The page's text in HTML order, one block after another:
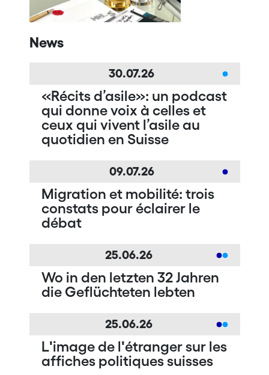
News
30.07.26
«Récits d’asile»: un podcast
qui donne voix à celles et
ceux qui vivent l’asile au
quotidien en Suisse
09.07.26
Migration et mobilité: trois
constats pour éclairer le
débat
25.06.26
Wo in den letzten 32 Jahren
die Geflüchteten lebten
25.06.26
Lʹimage de lʹétranger sur les
affiches politiques suisses